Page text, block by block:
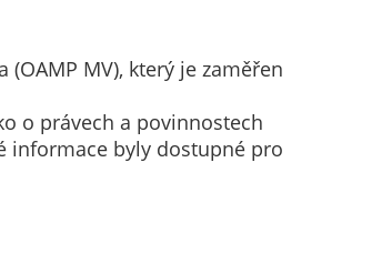
MV), který je zaměřen
o právech a povinnostech
informace byly dostupné pro